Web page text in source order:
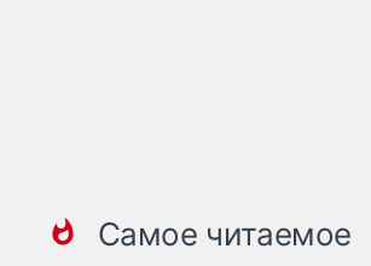
Самое читаемое